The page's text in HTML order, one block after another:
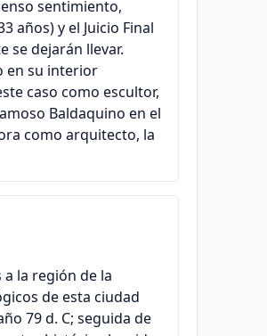
sentimiento,
años) y el Juicio Final
se dejarán llevar.
en su interior
caso como escultor,
Baldaquino en el
como arquitecto, la
la región de la
de esta ciudad
79 d. C; seguida de